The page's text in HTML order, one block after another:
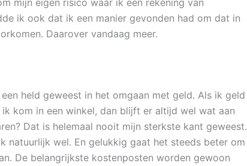
mijn eigen risico waar ik een rekening van
ik ook dat ik een manier gevonden had om dat in
Daarover vandaag meer.
held geweest in het omgaan met geld. Als ik geld
kom in een winkel, dan blijft er altijd wel wat aan
Dat is helemaal nooit mijn sterkste kant geweest.
natuurlijk wel. En gelukkig gaat het steeds beter om
De belangrijkste kostenposten worden gewoon